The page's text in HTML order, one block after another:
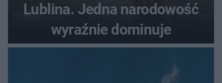
Lublina. Jedna narodowość
wyraźnie dominuje